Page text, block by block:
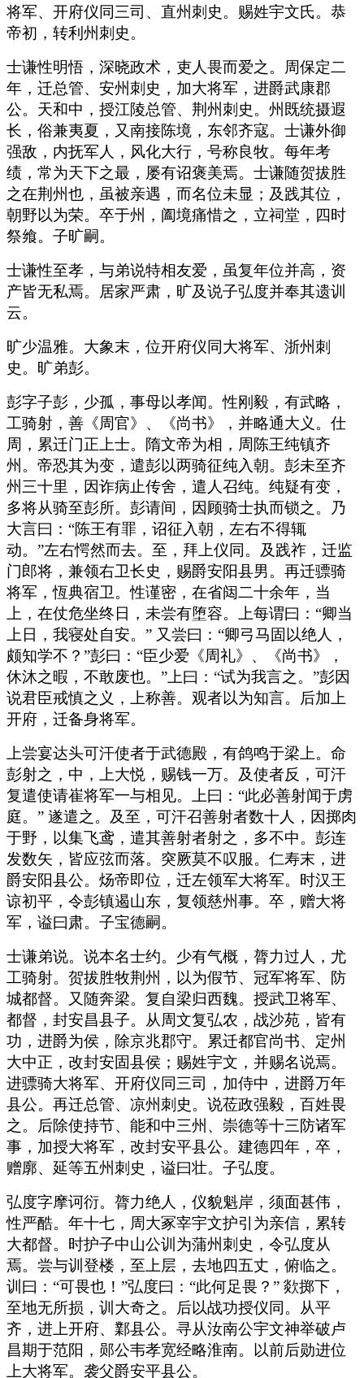
将军、开府仪同三司、直州刺史。赐姓宇文氏。恭
帝初，转利州刺史。
士谦性明悟，深晓政术，吏人畏而爱之。周保定二
年，迁总管、安州刺史，加大将军，进爵武康郡
公。天和中，授江陵总管、荆州刺史。州既统摄遐
长，俗兼夷夏，又南接陈境，东邻齐寇。士谦外御
强敌，内抚军人，风化大行，号称良牧。每年考
绩，常为天下之最，屡有诏褒美焉。士谦随贺拔胜
之在荆州也，虽被亲遇，而名位未显；及践其位，
朝野以为荣。卒于州，阖境痛惜之，立祠堂，四时
祭飨。子旷嗣。
士谦性至孝，与弟说特相友爱，虽复年位并高，资
产皆无私焉。居家严肃，旷及说子弘度并奉其遗训
云。
旷少温雅。大象末，位开府仪同大将军、浙州刺
史。旷弟彭。
彭字子彭，少孤，事母以孝闻。性刚毅，有武略，
工骑射，善《周官》、《尚书》，并略通大义。仕
周，累迁门正上士。隋文帝为相，周陈王纯镇齐
州。帝恐其为变，遣彭以两骑征纯入朝。彭未至齐
州三十里，因诈病止传舍，遣人召纯。纯疑有变，
多将从骑至彭所。彭请间，因顾骑士执而锁之。乃
大言曰：“陈王有罪，诏征入朝，左右不得辄
动。”左右愕然而去。至，拜上仪同。及践祚，迁监
门郎将，兼领右卫长史，赐爵安阳县男。再迁骠骑
将军，恆典宿卫。性谨密，在省闼二十余年，当
上，在仗危坐终日，未尝有堕容。上每谓曰：“卿当
上日，我寝处自安。” 又尝曰：“卿弓马固以绝人，
颇知学不？”彭曰：“臣少爱《周礼》、《尚书》，
休沐之暇，不敢废也。”上曰：“试为我言之。”彭因
说君臣戒慎之义，上称善。观者以为知言。后加上
开府，迁备身将军。
上尝宴达头可汗使者于武德殿，有鸽鸣于梁上。命
彭射之，中，上大悦，赐钱一万。及使者反，可汗
复遣使请崔将军一与相见。上曰：“此必善射闻于虏
庭。” 遂遣之。及至，可汗召善射者数十人，因掷肉
于野，以集飞鸢，遣其善射者射之，多不中。彭连
发数矢，皆应弦而落。突厥莫不叹服。仁寿末，进
爵安阳县公。炀帝即位，迁左领军大将军。时汉王
谅初平，令彭镇遏山东，复领慈州事。卒，赠大将
军，谥曰肃。子宝德嗣。
士谦弟说。说本名士约。少有气概，膂力过人，尤
工骑射。贺拔胜牧荆州，以为假节、冠军将军、防
城都督。又随奔梁。复自梁归西魏。授武卫将军、
都督，封安昌县子。从周文复弘农，战沙苑，皆有
功，进爵为侯，除京兆郡守。累迁都官尚书、定州
大中正，改封安固县侯；赐姓宇文，并赐名说焉。
进骠骑大将军、开府仪同三司，加侍中，进爵万年
县公。再迁总管、凉州刺史。说莅政强毅，百姓畏
之。后除使持节、能和中三州、崇德等十三防诸军
事，加授大将军，改封安平县公。建德四年，卒，
赠廓、延等五州刺史，谥曰壮。子弘度。
弘度字摩诃衍。膂力绝人，仪貌魁岸，须面甚伟，
性严酷。年十七，周大冢宰宇文护引为亲信，累转
大都督。时护子中山公训为蒲州刺史，令弘度从
焉。尝与训登楼，至上层，去地四五丈，俯临之。
训曰：“可畏也！”弘度曰：“此何足畏？” 欻掷下，
至地无所损，训大奇之。后以战功授仪同。从平
齐，进上开府、鄴县公。寻从汝南公宇文神举破卢
昌期于范阳，郧公韦孝宽经略淮南。以前后勋进位
上大将军。袭父爵安平县公。